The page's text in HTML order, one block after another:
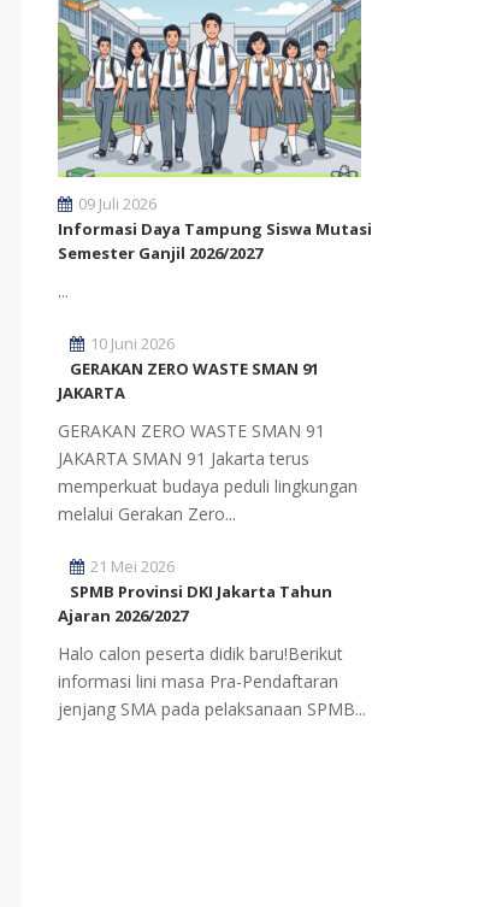
09 Juli 2026
Informasi Daya Tampung Siswa Mutasi
Semester Ganjil 2026/2027
...
10 Juni 2026
GERAKAN ZERO WASTE SMAN 91
JAKARTA
GERAKAN ZERO WASTE SMAN 91
JAKARTA SMAN 91 Jakarta terus
memperkuat budaya peduli lingkungan
melalui Gerakan Zero...
21 Mei 2026
SPMB Provinsi DKI Jakarta Tahun
Ajaran 2026/2027
Halo calon peserta didik baru!Berikut
informasi lini masa Pra-Pendaftaran
jenjang SMA pada pelaksanaan SPMB...